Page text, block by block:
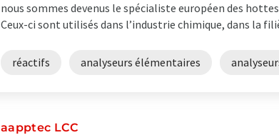
nous sommes devenus le spécialiste européen des
Ceux-ci sont utilisés dans l’industrie chimique, dans la
réactifs analyseurs élémentaires
aapptec LCC